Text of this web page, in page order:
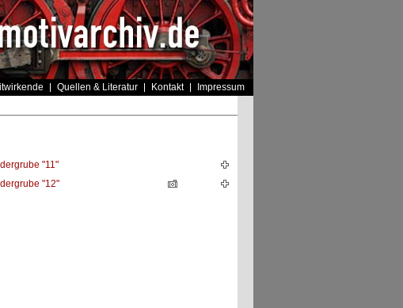
Quellen & Literatur Kontakt Impressum
"11"
"12"